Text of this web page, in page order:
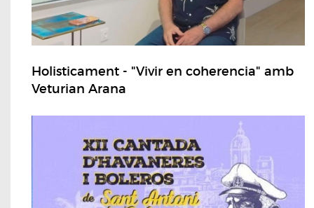
Holisticament - "Vivir en coherencia" amb
Veturian Arana